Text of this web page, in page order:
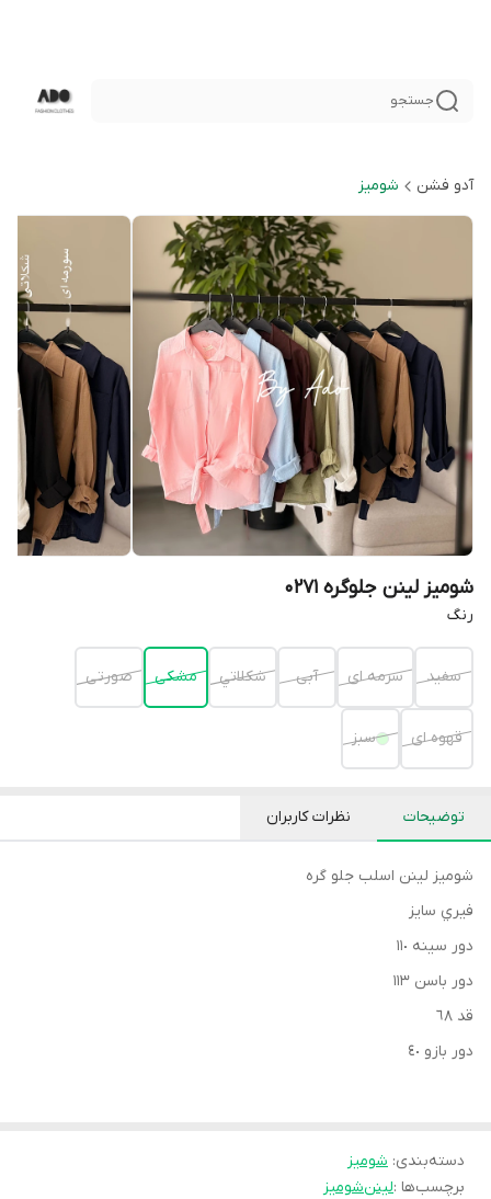
جستجو
آدو فشن شوميز
شومیز لینن جلوگره 0271
رنگ
سفيد سرمه اى آبى شكلاتي مشكى صورتى
قهوه اى سبز
توضیحات نظرات کاربران
شوميز لينن اسلب جلو گره
فيري سايز
دور سينه ١١٠
دور باسن ١١٣
قد ٦٨
دور بازو ٤٠
دسته‌بندی: شوميز
برچسب‌ها :لیننشومیز